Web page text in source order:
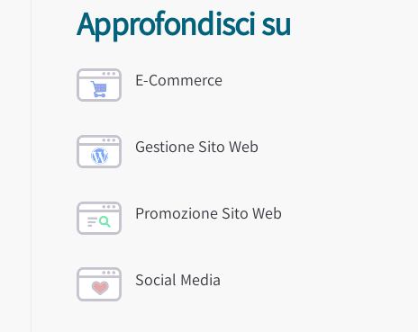
Approfondisci su
E-Commerce
Gestione Sito Web
Promozione Sito Web
Social Media